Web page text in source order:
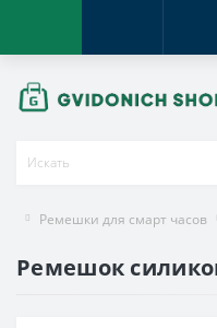
Ремешки для смарт часов
Ремешок